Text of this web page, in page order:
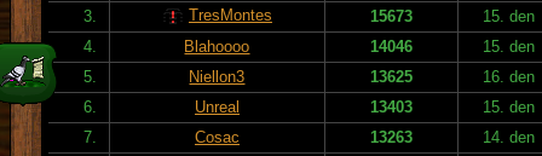
3.
TresMontes 15673
15. den
4.
Blahoooo 14046
15. den
5.
Niellon3 13625
16. den
6.
Unreal 13403
15. den
7.
Cosac 13263
14. den